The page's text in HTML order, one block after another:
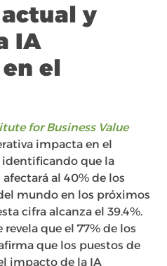
y
IA
el
for Business Value
impacta en el
que la
al 40% de los
mundo en los próximos
cifra alcanza el 39.4%.
que el 77% de los
que los puestos de
impacto de la IA